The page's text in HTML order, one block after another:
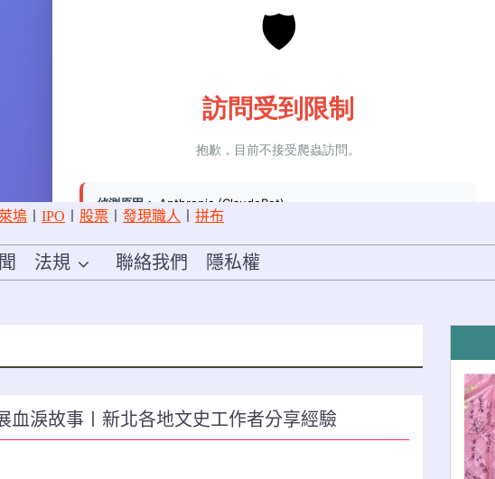
塢 IPO 股票 發現職人 拼布
法規 聯絡我們 隱私權
血淚故事〡新北各地文史工作者分享經驗